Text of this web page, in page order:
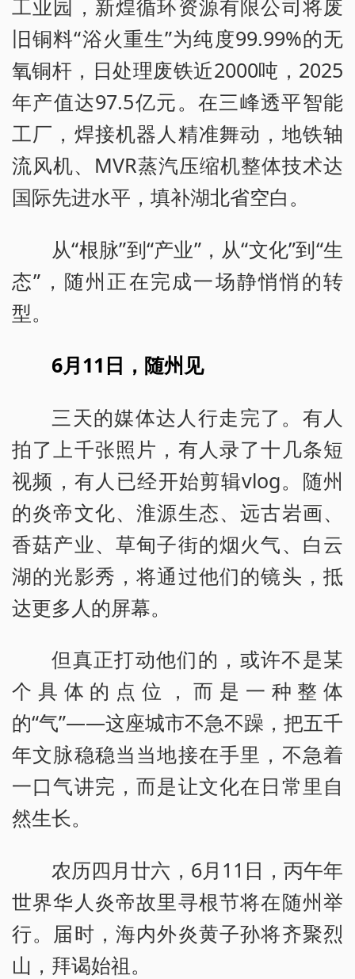
工业园，新煌循环资源有限公司将废
旧铜料“浴火重生”为纯度99.99%的无
氧铜杆，日处理废铁近2000吨，2025
年产值达97.5亿元。在三峰透平智能
工厂，焊接机器人精准舞动，地铁轴
流风机、MVR蒸汽压缩机整体技术达
国际先进水平，填补湖北省空白。
从“根脉”到“产业”，从“文化”到“生
态”，随州正在完成一场静悄悄的转
型。
6月11日，随州见
三天的媒体达人行走完了。有人
拍了上千张照片，有人录了十几条短
视频，有人已经开始剪辑vlog。随州
的炎帝文化、淮源生态、远古岩画、
香菇产业、草甸子街的烟火气、白云
湖的光影秀，将通过他们的镜头，抵
达更多人的屏幕。
但真正打动他们的，或许不是某
个具体的点位，而是一种整体
的“气”——这座城市不急不躁，把五千
年文脉稳稳当当地接在手里，不急着
一口气讲完，而是让文化在日常里自
然生长。
农历四月廿六，6月11日，丙午年
世界华人炎帝故里寻根节将在随州举
行。届时，海内外炎黄子孙将齐聚烈
山，拜谒始祖。